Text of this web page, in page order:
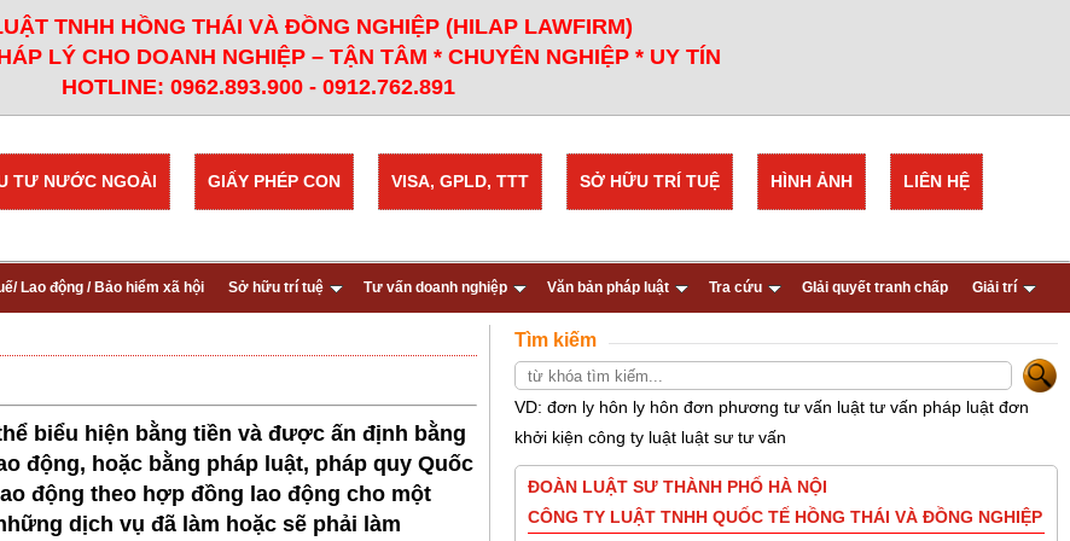
TNHH HỒNG THÁI VÀ ĐỒNG NGHIỆP (HILAP LAWFIRM)
LÝ CHO DOANH NGHIỆP – TẬN TÂM * CHUYÊN NGHIỆP * UY TÍN
HOTLINE: 0962.893.900 - 0912.762.891
LIÊN HỆ
HÌNH ẢNH
SỞ HỮU TRÍ TUỆ
VISA, GPLD, TTT
GIẤY PHÉP CON
TƯ NƯỚC NGOÀI
Lao động / Bảo hiểm xã hội Sở hữu trí tuệ Tư vấn doanh nghiệp Văn bản pháp luật Tra cứu GIải quyết tranh chấp Giải trí
biểu hiện bằng tiền và được ấn định bằng
động, hoặc bằng pháp luật, pháp quy Quốc
động theo hợp đồng lao động cho một
dịch vụ đã làm hoặc sẽ phải làm
Tìm kiếm
VD: đơn ly hôn ly hôn đơn phương tư vấn luật tư vấn pháp luật đơn
khởi kiện công ty luật luật sư tư vấn
ĐOÀN LUẬT SƯ THÀNH PHỐ HÀ NỘI
CÔNG TY LUẬT TNHH QUỐC TẾ HỒNG THÁI VÀ ĐỒNG NGHIỆP